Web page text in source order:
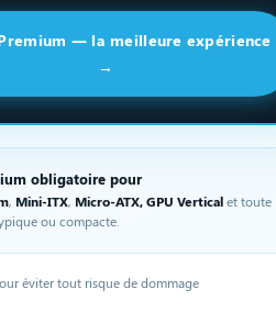
— la meilleure expérience
→
obligatoire pour
, Mini-ITX, Micro-ATX, GPU Verticalet toute
ou compacte.
éviter tout risque de dommage